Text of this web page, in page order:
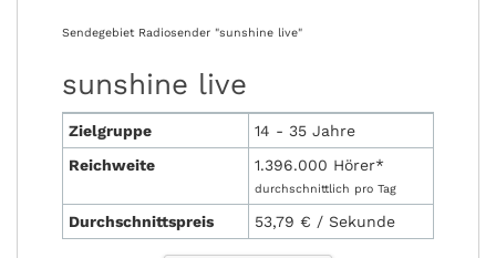
Sendegebiet Radiosender "sunshine live"
sunshine live
Zielgruppe
14 - 35 Jahre
Reichweite
1.396.000 Hörer*
durchschnittlich pro Tag
Durchschnittspreis 53,79 € / Sekunde